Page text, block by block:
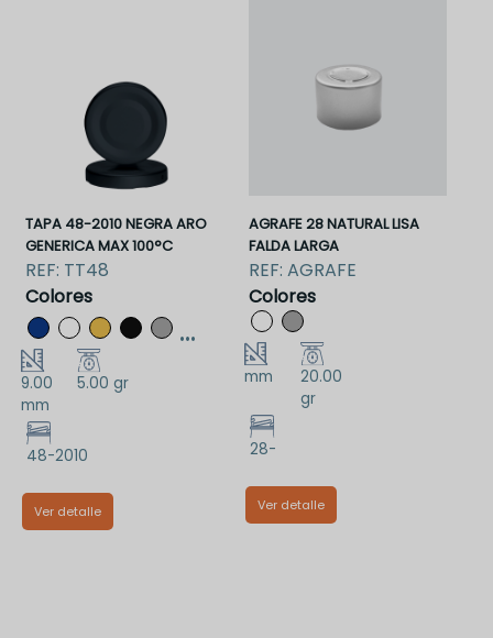
TAPA 48-2010 NEGRA ARO
GENERICA MAX 100°C
REF: TT48
Colores
...
9.00
mm
5.00 gr
48-2010
Ver detalle
AGRAFE 28 NATURAL LISA
FALDA LARGA
REF: AGRAFE
Colores
mm
20.00
gr
28-
Ver detalle